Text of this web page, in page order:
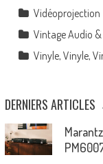
Vidéoprojection
Vintage Audio
Vinyle, Vinyle,
DERNIERS ARTICLES